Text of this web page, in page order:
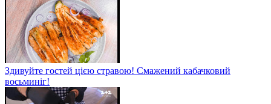
Здивуйте гостей цією стравою! Смажений кабачковий
восьминіг!